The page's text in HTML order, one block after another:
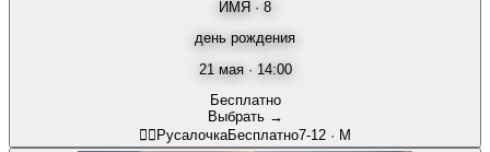
ИМЯ · 8
день рождения
21 мая · 14:00
Бесплатно
Выбрать →
🧜‍♀️ РусалочкаБесплатно7-12 · М